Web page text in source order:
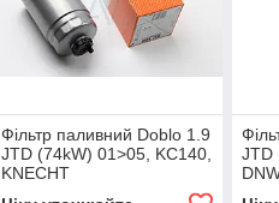
Фільтр паливний Doblo 1.9
JTD (74kW) 01>05, KC140,
KNECHT
JTD